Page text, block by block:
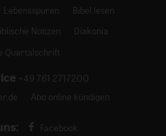
Lebensspuren
Bibel lesen
Notizen
Diakonia
Quartalschrift
+49 761 2717200
Abo online kündigen
Facebook